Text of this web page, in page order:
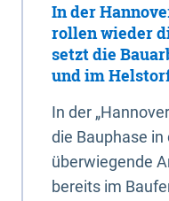
In der
rollen wieder
setzt die
und im
In der
die Bauphase in
überwiegende
bereits im